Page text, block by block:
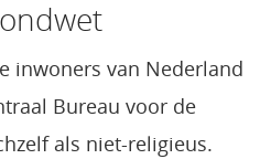
inwoners van Nederland
Bureau voor de
als niet-religieus.